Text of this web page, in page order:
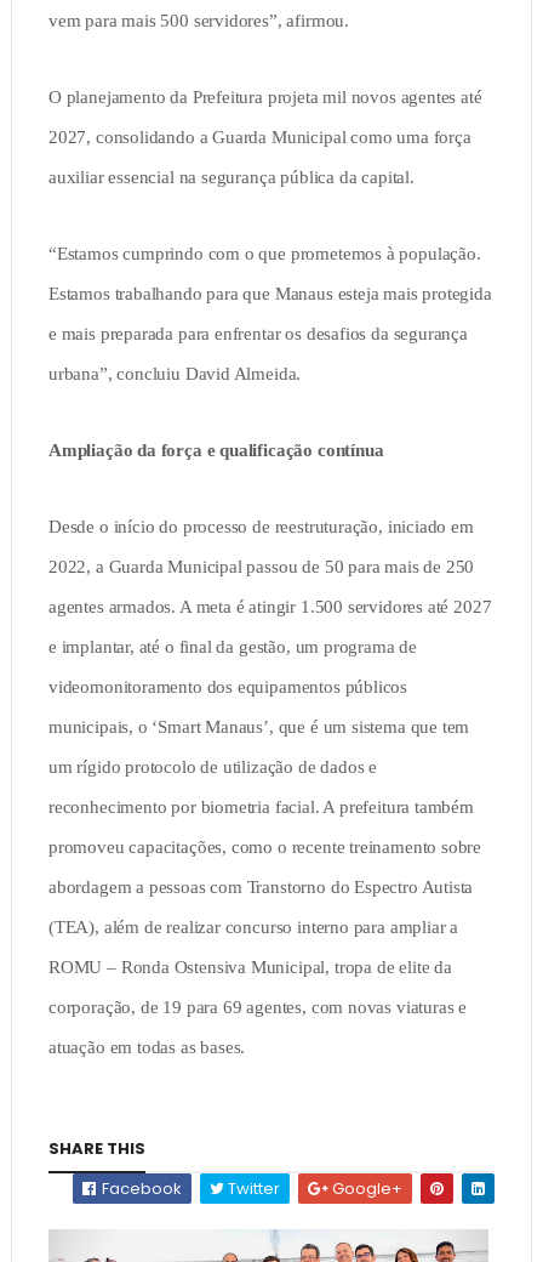
vem para mais 500 servidores”, afirmou.
O planejamento da Prefeitura projeta mil novos agentes até
2027, consolidando a Guarda Municipal como uma força
auxiliar essencial na segurança pública da capital.
“Estamos cumprindo com o que prometemos à população.
Estamos trabalhando para que Manaus esteja mais protegida
e mais preparada para enfrentar os desafios da segurança
urbana”, concluiu David Almeida.
Ampliação da força e qualificação contínua
Desde o início do processo de reestruturação, iniciado em
2022, a Guarda Municipal passou de 50 para mais de 250
agentes armados. A meta é atingir 1.500 servidores até 2027
e implantar, até o final da gestão, um programa de
videomonitoramento dos equipamentos públicos
municipais, o ‘Smart Manaus’, que é um sistema que tem
um rígido protocolo de utilização de dados e
reconhecimento por biometria facial. A prefeitura também
promoveu capacitações, como o recente treinamento sobre
abordagem a pessoas com Transtorno do Espectro Autista
(TEA), além de realizar concurso interno para ampliar a
ROMU – Ronda Ostensiva Municipal, tropa de elite da
corporação, de 19 para 69 agentes, com novas viaturas e
atuação em todas as bases.
SHARE THIS
Facebook
Twitter Google+